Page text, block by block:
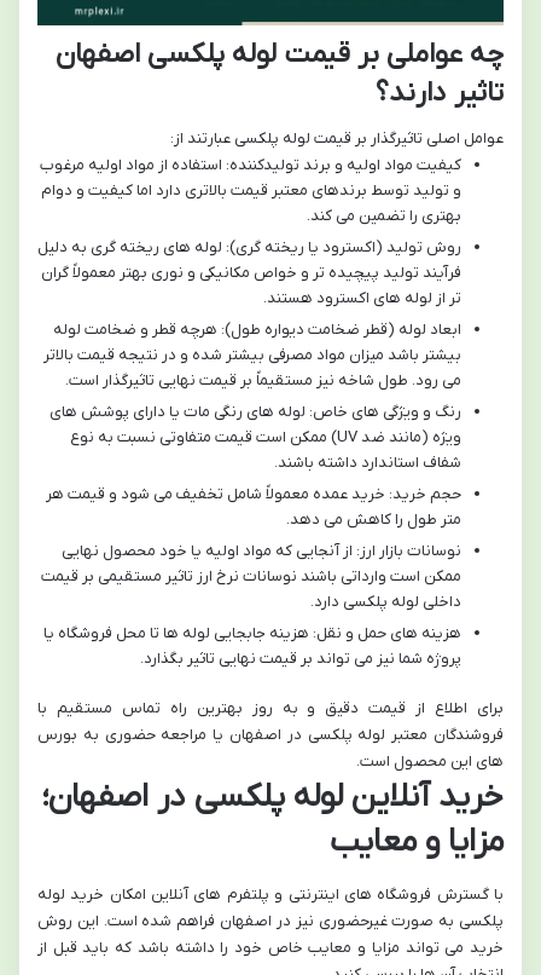
چه عواملی بر قیمت لوله پلکسی اصفهان
تاثیر دارند؟
عوامل اصلی تاثیرگذار بر قیمت لوله پلکسی عبارتند از:
کیفیت مواد اولیه و برند تولیدکننده: استفاده از مواد اولیه مرغوب
و تولید توسط برندهای معتبر قیمت بالاتری دارد اما کیفیت و دوام
بهتری را تضمین می کند.
روش تولید (اکسترود یا ریخته گری): لوله های ریخته گری به دلیل
فرآیند تولید پیچیده تر و خواص مکانیکی و نوری بهتر معمولاً گران
تر از لوله های اکسترود هستند.
ابعاد لوله (قطر ضخامت دیواره طول): هرچه قطر و ضخامت لوله
بیشتر باشد میزان مواد مصرفی بیشتر شده و در نتیجه قیمت بالاتر
می رود. طول شاخه نیز مستقیماً بر قیمت نهایی تاثیرگذار است.
رنگ و ویژگی های خاص: لوله های رنگی مات یا دارای پوشش های
ویژه (مانند ضد UV) ممکن است قیمت متفاوتی نسبت به نوع
شفاف استاندارد داشته باشند.
حجم خرید: خرید عمده معمولاً شامل تخفیف می شود و قیمت هر
متر طول را کاهش می دهد.
نوسانات بازار ارز: از آنجایی که مواد اولیه یا خود محصول نهایی
ممکن است وارداتی باشند نوسانات نرخ ارز تاثیر مستقیمی بر قیمت
داخلی لوله پلکسی دارد.
هزینه های حمل و نقل: هزینه جابجایی لوله ها تا محل فروشگاه یا
پروژه شما نیز می تواند بر قیمت نهایی تاثیر بگذارد.
برای اطلاع از قیمت دقیق و به روز بهترین راه تماس مستقیم با
فروشندگان معتبر لوله پلکسی در اصفهان یا مراجعه حضوری به بورس
های این محصول است.
خرید آنلاین لوله پلکسی در اصفهان؛
مزایا و معایب
با گسترش فروشگاه های اینترنتی و پلتفرم های آنلاین امکان خرید لوله
پلکسی به صورت غیرحضوری نیز در اصفهان فراهم شده است. این روش
خرید می تواند مزایا و معایب خاص خود را داشته باشد که باید قبل از